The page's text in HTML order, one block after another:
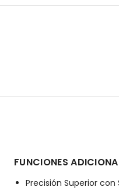
FUNCIONES
Precisión Superior